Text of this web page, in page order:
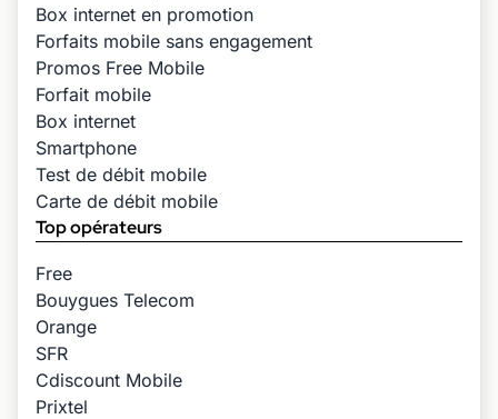
Box internet en promotion
Forfaits mobile sans engagement
Promos Free Mobile
Forfait mobile
Box internet
Smartphone
Test de débit mobile
Carte de débit mobile
Top opérateurs
Free
Bouygues Telecom
Orange
SFR
Cdiscount Mobile
Prixtel